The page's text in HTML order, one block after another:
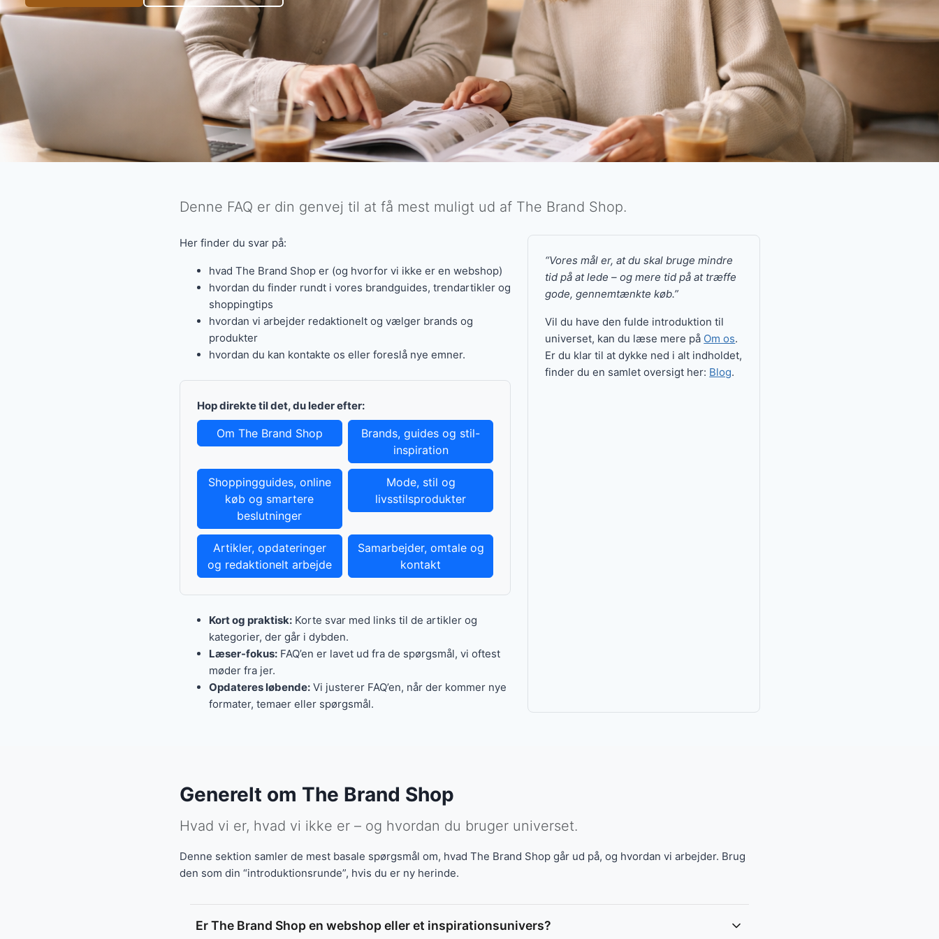
Denne FAQ er din genvej til at få mest muligt ud af The Brand Shop.
Her finder du svar på:
hvad The Brand Shop er (og hvorfor vi ikke er en webshop)
hvordan du finder rundt i vores brandguides, trendartikler og
shoppingtips
hvordan vi arbejder redaktionelt og vælger brands og
produkter
hvordan du kan kontakte os eller foreslå nye emner.
Hop direkte til det, du leder efter:
Om The Brand Shop
Brands, guides og stil-
inspiration
Shoppingguides, online
køb og smartere
beslutninger
Mode, stil og
livsstilsprodukter
Artikler, opdateringer
og redaktionelt arbejde
Samarbejder, omtale og
kontakt
Kort og praktisk: Korte svar med links til de artikler og
kategorier, der går i dybden.
Læser-fokus: FAQ’en er lavet ud fra de spørgsmål, vi oftest
møder fra jer.
Opdateres løbende: Vi justerer FAQ’en, når der kommer nye
formater, temaer eller spørgsmål.
“Vores mål er, at du skal bruge mindre
tid på at lede – og mere tid på at træffe
gode, gennemtænkte køb.”
Vil du have den fulde introduktion til
universet, kan du læse mere på Om os.
Er du klar til at dykke ned i alt indholdet,
finder du en samlet oversigt her: Blog.
Generelt om The Brand Shop
Hvad vi er, hvad vi ikke er – og hvordan du bruger universet.
Denne sektion samler de mest basale spørgsmål om, hvad The Brand Shop går ud på, og hvordan vi arbejder. Brug
den som din “introduktionsrunde”, hvis du er ny herinde.
Er The Brand Shop en webshop eller et inspirationsunivers?